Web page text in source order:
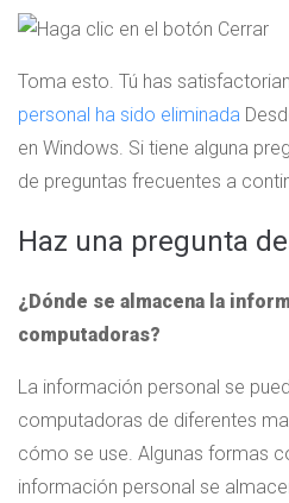
Toma esto. Tú has
personal ha sido eliminada
en Windows. Si tiene alguna
de preguntas frecuentes a
Haz una pregunta
¿Dónde se almacena la
computadoras?
La información personal se
computadoras de diferentes
cómo se use. Algunas formas
información personal se